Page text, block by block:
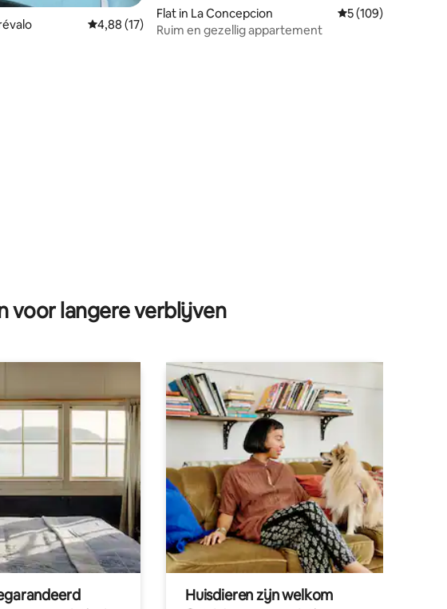
op 5, 14 recensies
Gemiddelde beoordeling van 4,88 op 5, 17 recensies
4,88 (17)
Flat in La Concepcion Gemiddelde
5 (109)
Ruim en gezellig appartement
voor langere verblijven
Huisdieren zijn welkom